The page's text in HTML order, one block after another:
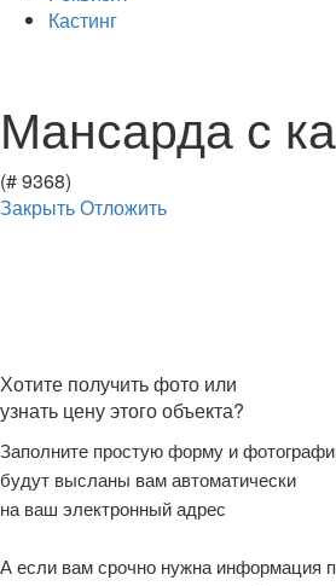
Кастинг
Мансарда с
(# 9368)
ЗакрытьОтложить
Хотите получить фото или
узнать цену этого объекта?
Заполните простую форму и
будут высланы вам автоматически
на ваш электронный адрес
А если вам срочно нужна информация